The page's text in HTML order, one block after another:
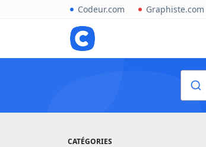
Codeur.com Graphiste.com
CATÉGORIES